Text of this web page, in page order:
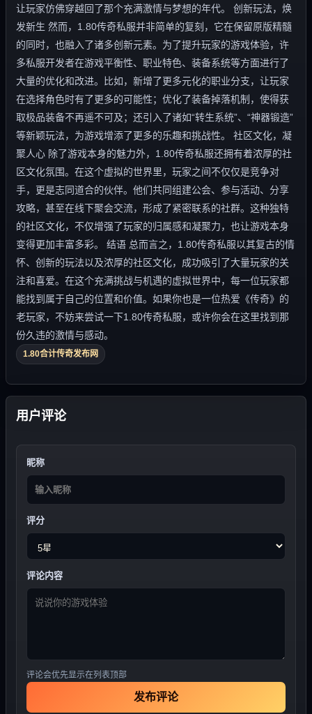
让玩家仿佛穿越回了那个充满激情与梦想的年代。 创新玩法，焕
发新生 然而，1.80传奇私服并非简单的复刻，它在保留原版精髓
的同时，也融入了诸多创新元素。为了提升玩家的游戏体验，许
多私服开发者在游戏平衡性、职业特色、装备系统等方面进行了
大量的优化和改进。比如，新增了更多元化的职业分支，让玩家
在选择角色时有了更多的可能性；优化了装备掉落机制，使得获
取极品装备不再遥不可及；还引入了诸如“转生系统”、“神器锻造”
等新颖玩法，为游戏增添了更多的乐趣和挑战性。 社区文化，凝
聚人心 除了游戏本身的魅力外，1.80传奇私服还拥有着浓厚的社
区文化氛围。在这个虚拟的世界里，玩家之间不仅仅是竞争对
手，更是志同道合的伙伴。他们共同组建公会、参与活动、分享
攻略，甚至在线下聚会交流，形成了紧密联系的社群。这种独特
的社区文化，不仅增强了玩家的归属感和凝聚力，也让游戏本身
变得更加丰富多彩。 结语 总而言之，1.80传奇私服以其复古的情
怀、创新的玩法以及浓厚的社区文化，成功吸引了大量玩家的关
注和喜爱。在这个充满挑战与机遇的虚拟世界中，每一位玩家都
能找到属于自己的位置和价值。如果你也是一位热爱《传奇》的
老玩家，不妨来尝试一下1.80传奇私服，或许你会在这里找到那
份久违的激情与感动。
1.80合计传奇发布网
用户评论
昵称
评分
评论内容
评论会优先显示在列表顶部
发布评论